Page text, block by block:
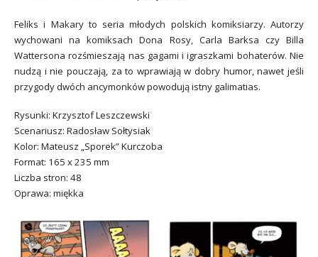
Feliks i Makary to seria młodych polskich komiksiarzy. Autorzy
wychowani na komiksach Dona Rosy, Carla Barksa czy Billa
Wattersona rozśmieszają nas gagami i igraszkami bohaterów. Nie
nudzą i nie pouczają, za to wprawiają w dobry humor, nawet jeśli
przygody dwóch ancymonków powodują istny galimatias.
Rysunki: Krzysztof Leszczewski
Scenariusz: Radosław Sołtysiak
Kolor: Mateusz „Sporek” Kurczoba
Format: 165 x 235 mm
Liczba stron: 48
Oprawa: miękka